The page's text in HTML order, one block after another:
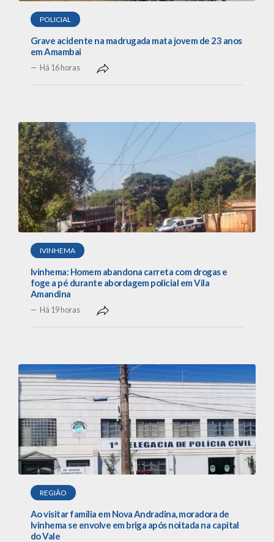
POLICIAL
Grave acidente na madrugada mata jovem de 23 anos
em Amambai
Há 16 horas
IVINHEMA
Ivinhema: Homem abandona carreta com drogas e
foge a pé durante abordagem policial em Vila
Amandina
Há 19 horas
REGIÃO
Ao visitar família em Nova Andradina, moradora de
Ivinhema se envolve em briga após noitada na capital
do Vale